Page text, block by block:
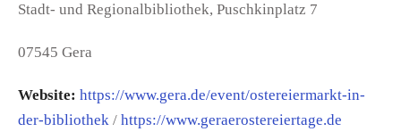
Stadt- und Regionalbibliothek, Puschkinplatz 7
07545 Gera
Website: https://www.gera.de/event/ostereiermarkt-in-
der-bibliothek / https://www.geraerostereiertage.de